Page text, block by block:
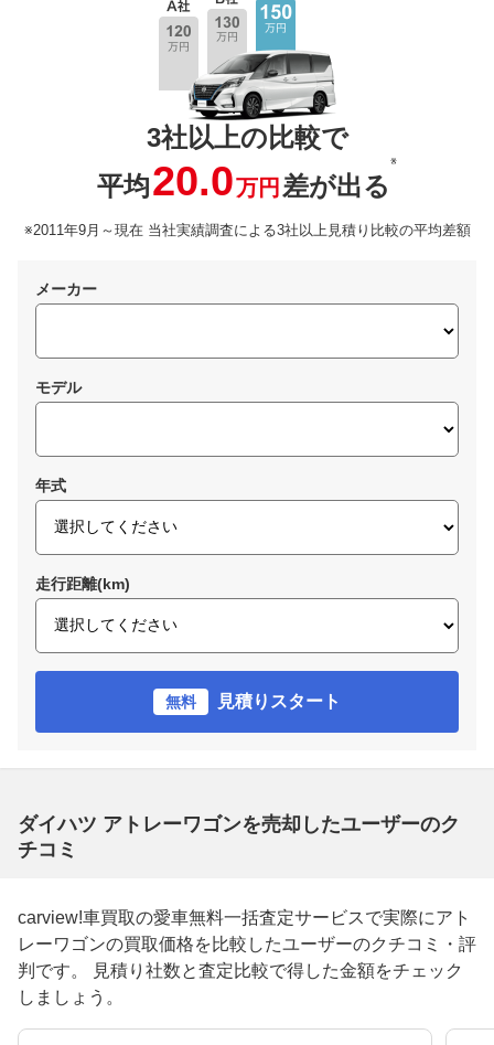
3社以上の比較で
平均20.0万円 差が出る
※
※2011年9月～現在 当社実績調査による3社以上見積り比較の平均差額
メーカー
モデル
年式
走行距離(km)
無料 見積りスタート
ダイハツ アトレーワゴンを売却したユーザーのク
チコミ
carview!車買取の愛車無料一括査定サービスで実際にアト
レーワゴンの買取価格を比較したユーザーのクチコミ・評
判です。 見積り社数と査定比較で得した金額をチェック
しましょう。